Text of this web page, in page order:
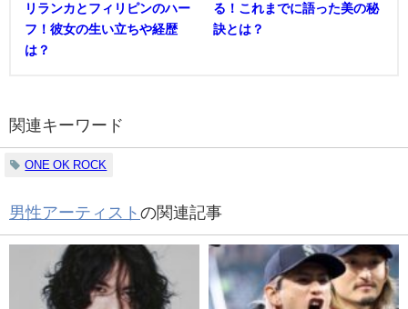
リランカとフィリピンのハー
フ！彼女の生い立ちや経歴
は？
る！これまでに語った美の秘
訣とは？
関連キーワード
ONE OK ROCK
男性アーティスト の関連記事